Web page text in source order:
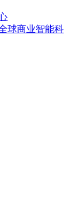
球商业智能科